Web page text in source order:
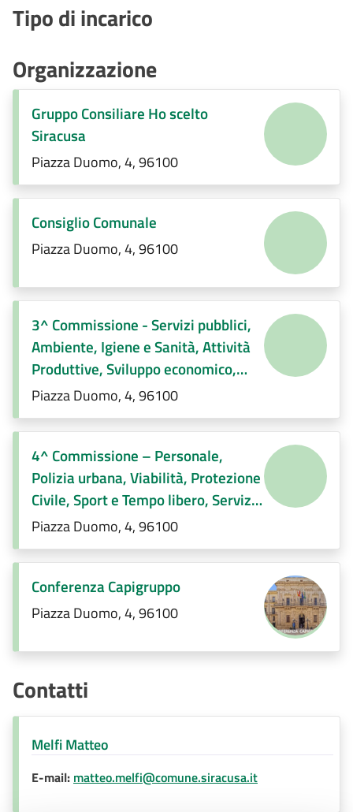
Tipo di incarico
Organizzazione
Gruppo Consiliare Ho scelto
Siracusa
Piazza Duomo, 4, 96100
Consiglio Comunale
Piazza Duomo, 4, 96100
3^ Commissione - Servizi pubblici,
Ambiente, Igiene e Sanità, Attività
Produttive, Sviluppo economico,
Regolamenti di competenza.
Piazza Duomo, 4, 96100
4^ Commissione – Personale,
Polizia urbana, Viabilità, Protezione
Civile, Sport e Tempo libero, Servizi
Demografici, Società partecipate,
Decentramento, Regolamenti di
competenza
Piazza Duomo, 4, 96100
Conferenza Capigruppo
Piazza Duomo, 4, 96100
Contatti
Melfi Matteo
E-mail: matteo.melfi@comune.siracusa.it